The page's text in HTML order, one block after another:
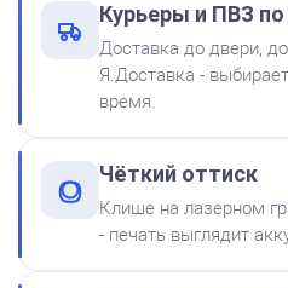
от 750
Shiny SP-
500
Краска на
Курьеры и ПВЗ
Доставка до двери,
Я.Доставка -
время.
Чёткий оттиск
Клише на лазерном
- печать выглядит